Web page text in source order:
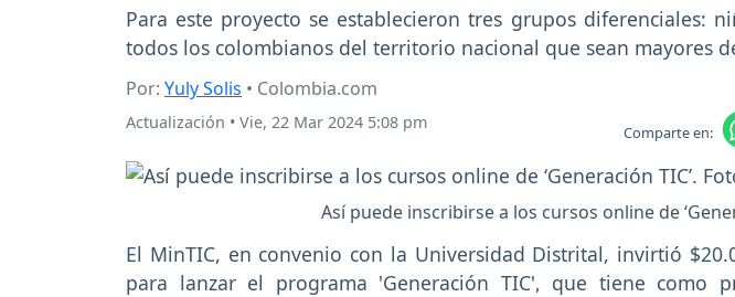
Para este proyecto se establecieron tres grupos diferenciales:
todos los colombianos del territorio nacional que sean mayores
Por: Yuly Solis • Colombia.com
Actualización • Vie, 22 Mar 2024 5:08 pm Comparte en:
Así puede inscribirse a los cursos online de
El MinTIC, en convenio con la Universidad Distrital, invirtió
para lanzar el programa 'Generación TIC', que tiene como